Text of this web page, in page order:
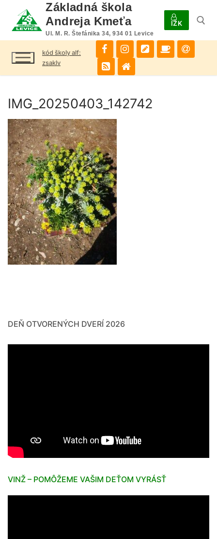
obsah
Základná škola
Andreja Kmeťa
Ul. M. R. Štefánika 34, 934 01 Levice
IŽK
Hľadať:
kód školy alf:
zsaklv
IMG_20250403_142742
DEŇ OTVORENÝCH DVERÍ 2026
VINŽ – POMÔŽEME VAŠIM DEŤOM VYRÁSŤ